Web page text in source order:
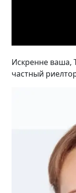
Искренне ваша,
частный